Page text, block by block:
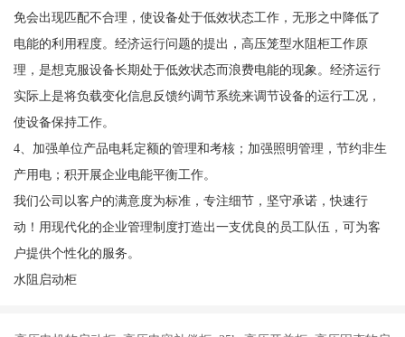
免会出现匹配不合理，使设备处于低效状态工作，无形之中降低了
电能的利用程度。经济运行问题的提出，高压笼型水阻柜工作原
理，是想克服设备长期处于低效状态而浪费电能的现象。经济运行
实际上是将负载变化信息反馈约调节系统来调节设备的运行工况，
使设备保持工作。
4、加强单位产品电耗定额的管理和考核；加强照明管理，节约非生
产用电；积开展企业电能平衡工作。
我们公司以客户的满意度为标准，专注细节，坚守承诺，快速行
动！用现代化的企业管理制度打造出一支优良的员工队伍，可为客
户提供个性化的服务。
水阻启动柜